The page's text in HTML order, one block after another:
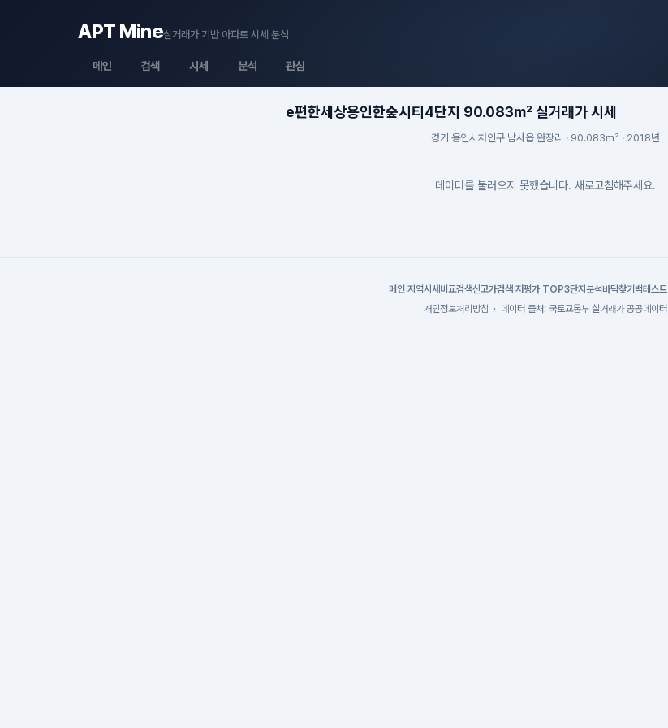
APT Mine실거래가 기반 아파트 시세 분석
메인 검색 시세 분석 관심
e편한세상용인한숲시티4단지 90.083m² 실거래가 시세
경기 용인시처인구 남사읍 완장리 · 90.083m² · 2018년
데이터를 불러오지 못했습니다. 새로고침해주세요.
메인 지역시세 비교검색신고가검색 저평가 TOP3단지분석 바닥찾기 백테스트
개인정보처리방침 · 데이터 출처: 국토교통부 실거래가 공공데이터